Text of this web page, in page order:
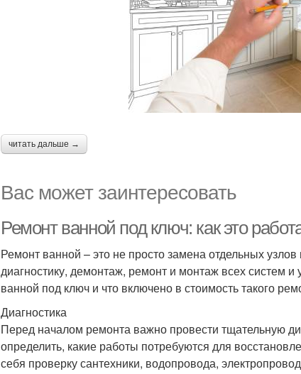
читать дальше →
Вас может заинтересовать
Ремонт ванной под ключ: как это
Ремонт ванной – это не просто замена отдельных
диагностику, демонтаж, ремонт и монтаж всех систем
ванной под ключ и что включено в стоимость такого
Диагностика
Перед началом ремонта важно провести тщательную
определить, какие работы потребуются для
себя проверку сантехники, водопровода,